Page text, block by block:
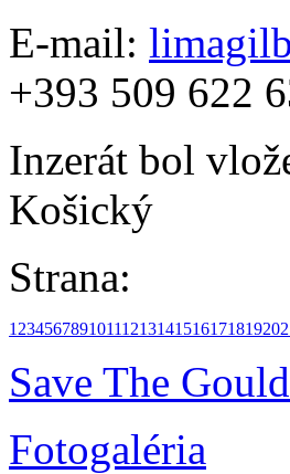
E-mail:
+393 509 622
Inzerát bol
Košický
Strana:
1 234567891011121314151617181920
Save The
Fotogaléria